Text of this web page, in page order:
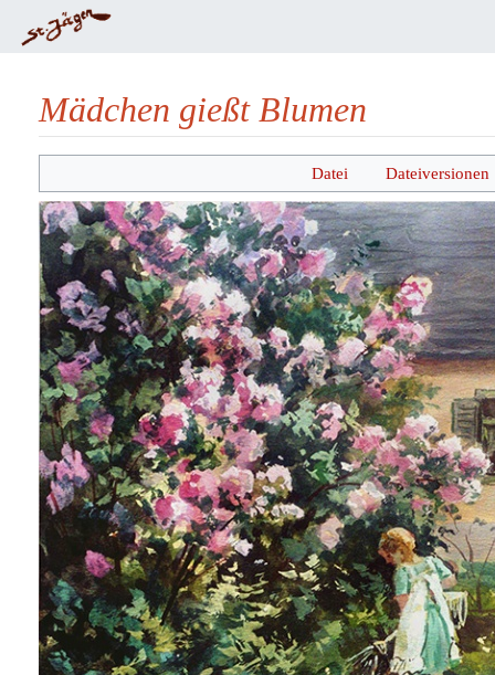
Mädchen gießt Blumen
Datei Dateiversionen